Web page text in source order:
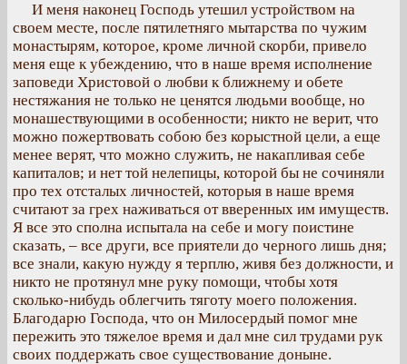
И меня наконец Господь утешил устройством на
своем месте, после пятилетняго мытарства по чужим
монастырям, которое, кроме личной скорби, привело
меня еще к убеждению, что в наше время исполнение
заповеди Христовой о любви к ближнему и обете
нестяжания не только не ценятся людьми вообще, но
монашествующими в особенности; никто не верит, что
можно пожертвовать собою без корыстной цели, а еще
менее верят, что можно служить, не накапливая себе
капиталов; и нет той нелепицы, которой бы не сочиняли
про тех отсталых личностей, которыя в наше время
считают за грех наживаться от вверенных им имуществ.
Я все это сполна испытала на себе и могу поистине
сказать, – все други, все приятели до черного лишь дня;
все знали, какую нужду я терплю, живя без должности, и
никто не протянул мне руку помощи, чтобы хотя
сколько-нибудь облегчить тяготу моего положения.
Благодарю Господа, что он Милосердый помог мне
пережить это тяжелое время и дал мне сил трудами рук
своих поддержать свое существование доныне.